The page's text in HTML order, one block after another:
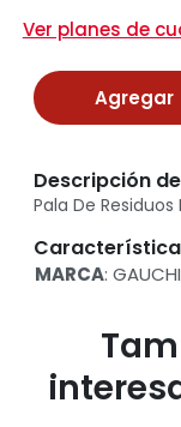
Ver planes de
Agregar
Descripción
Pala De Residuos
MARCA: